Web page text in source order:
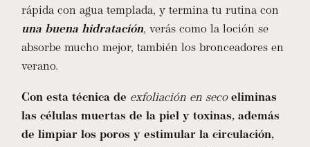
rápida con agua templada, y termina tu rutina con
una buena hidratación, verás como la loción se
absorbe mucho mejor, también los bronceadores en
verano.
Con esta técnica de exfoliación en seco eliminas
las células muertas de la piel y toxinas, además
de limpiar los poros y estimular la circulación,